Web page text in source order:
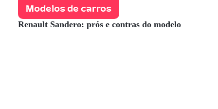
Modelos de carros
Renault Sandero: prós e contras do modelo